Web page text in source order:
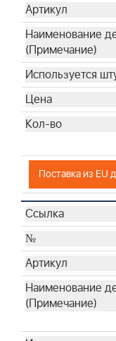
Поставка из EU